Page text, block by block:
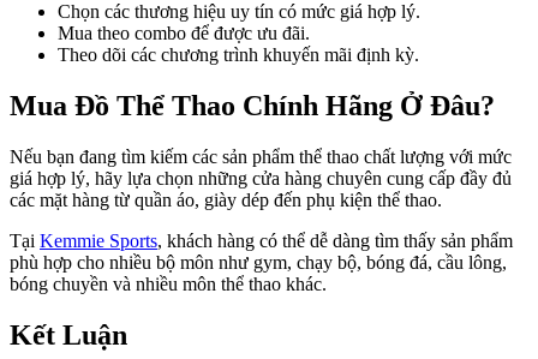
Chọn các thương hiệu uy tín có mức giá hợp lý.
Mua theo combo để được ưu đãi.
Theo dõi các chương trình khuyến mãi định kỳ.
Mua Đồ Thể Thao Chính Hãng Ở Đâu?
Nếu bạn đang tìm kiếm các sản phẩm thể thao chất lượng với mức
giá hợp lý, hãy lựa chọn những cửa hàng chuyên cung cấp đầy đủ
các mặt hàng từ quần áo, giày dép đến phụ kiện thể thao.
Tại Kemmie Sports, khách hàng có thể dễ dàng tìm thấy sản phẩm
phù hợp cho nhiều bộ môn như gym, chạy bộ, bóng đá, cầu lông,
bóng chuyền và nhiều môn thể thao khác.
Kết Luận